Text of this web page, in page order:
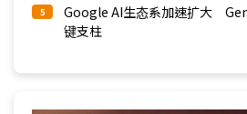
5
Google AI生态系加速扩大
键支柱